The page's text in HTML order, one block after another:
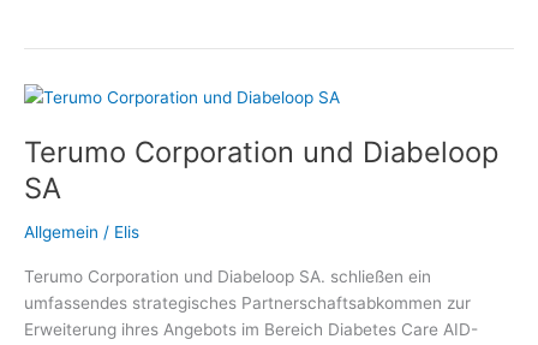
–
und
Gesundheit,
Fachmediziner
und
Terumo Corporation und Diabeloop
SA
Allgemein / Elis
Terumo Corporation und Diabeloop SA. schließen ein
umfassendes strategisches Partnerschaftsabkommen zur
Erweiterung ihres Angebots im Bereich Diabetes Care AID-